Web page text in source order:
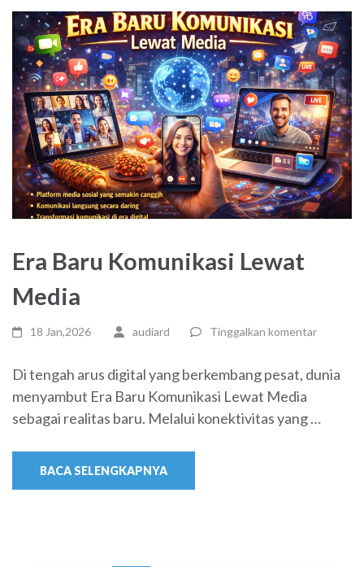
Era Baru Komunikasi Lewat
Media
18 Jan,2026 audiard Tinggalkan komentar
Di tengah arus digital yang berkembang pesat, dunia
menyambut Era Baru Komunikasi Lewat Media
sebagai realitas baru. Melalui konektivitas yang …
BACA SELENGKAPNYA